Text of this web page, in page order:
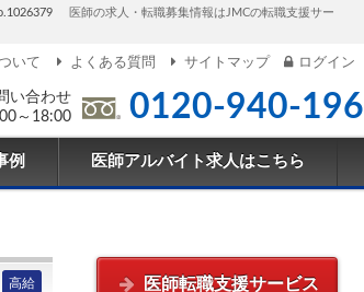
医師の求人・転職募集情報はJMCの転職支援サー
い合わせ
～18:00
0120-940-196
いて よくある質問 サイトマップ ログイン
例 医師アルバイト求人はこちら
高給
医師転職支援サービス